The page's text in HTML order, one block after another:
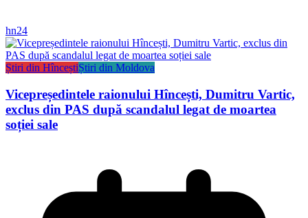
hn24
Știri din HînceștiȘtiri din Moldova
Vicepreședintele raionului Hîncești, Dumitru Vartic,
exclus din PAS după scandalul legat de moartea
soției sale